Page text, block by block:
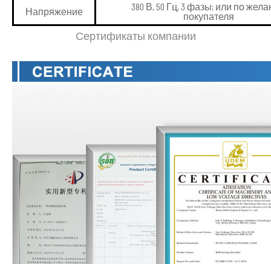
Напряжение
380 В, 50 Гц, 3 фазы; или по
покупателя
Сертификаты компании